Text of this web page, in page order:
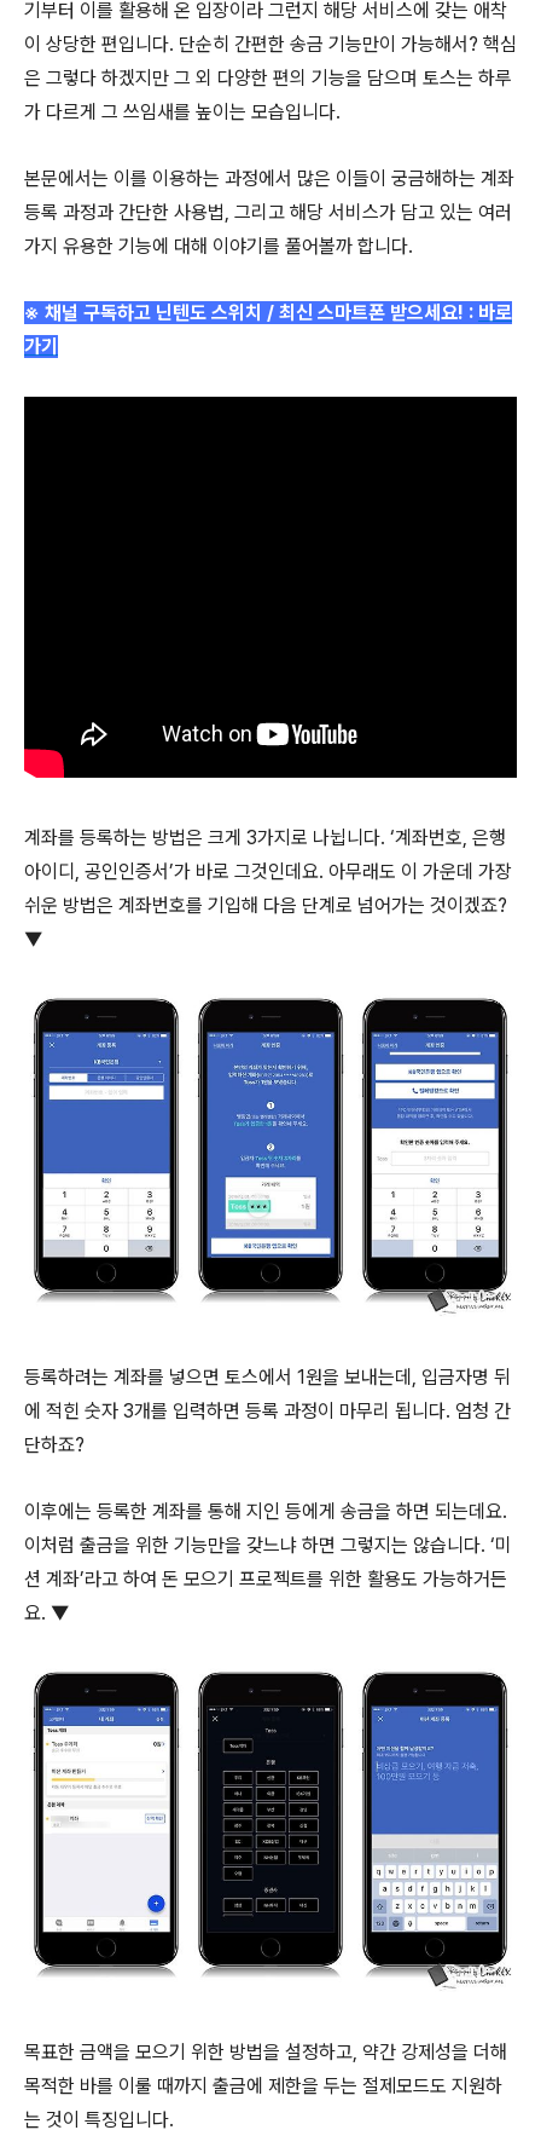
기부터 이를 활용해 온 입장이라 그런지 해당 서비스에 갖는 애착
이 상당한 편입니다. 단순히 간편한 송금 기능만이 가능해서? 핵심
은 그렇다 하겠지만 그 외 다양한 편의 기능을 담으며 토스는 하루
가 다르게 그 쓰임새를 높이는 모습입니다.
본문에서는 이를 이용하는 과정에서 많은 이들이 궁금해하는 계좌
등록 과정과 간단한 사용법, 그리고 해당 서비스가 담고 있는 여러
가지 유용한 기능에 대해 이야기를 풀어볼까 합니다.
※ 채널 구독하고 닌텐도 스위치 / 최신 스마트폰 받으세요! : 바로
가기
계좌를 등록하는 방법은 크게 3가지로 나뉩니다. ‘계좌번호, 은행
아이디, 공인인증서’가 바로 그것인데요. 아무래도 이 가운데 가장
쉬운 방법은 계좌번호를 기입해 다음 단계로 넘어가는 것이겠죠?
▼
등록하려는 계좌를 넣으면 토스에서 1원을 보내는데, 입금자명 뒤
에 적힌 숫자 3개를 입력하면 등록 과정이 마무리 됩니다. 엄청 간
단하죠?
이후에는 등록한 계좌를 통해 지인 등에게 송금을 하면 되는데요.
이처럼 출금을 위한 기능만을 갖느냐 하면 그렇지는 않습니다. ‘미
션 계좌’라고 하여 돈 모으기 프로젝트를 위한 활용도 가능하거든
요. ▼
목표한 금액을 모으기 위한 방법을 설정하고, 약간 강제성을 더해
목적한 바를 이룰 때까지 출금에 제한을 두는 절제모드도 지원하
는 것이 특징입니다.